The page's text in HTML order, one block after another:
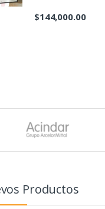
$144,000.00
Productos